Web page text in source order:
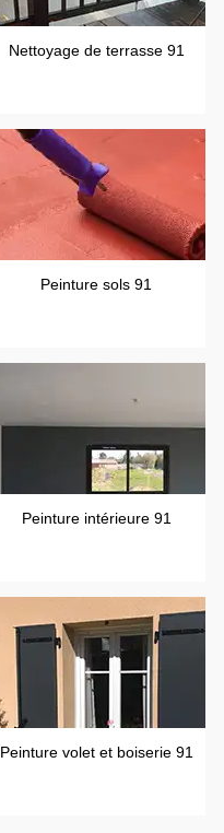
Nettoyage de terrasse 91
Peinture sols 91
Peinture intérieure 91
Peinture volet et boiserie 91